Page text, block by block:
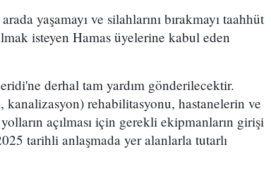
yaşamayı ve silahlarını bırakmayı taahhüt
isteyen Hamas üyelerine kabul eden
derhal tam yardım gönderilecektir.
kanalizasyon) rehabilitasyonu, hastanelerin ve
açılması için gerekli ekipmanların girişi
tarihli anlaşmada yer alanlarla tutarlı